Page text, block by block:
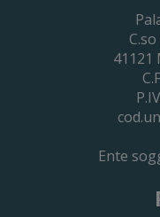
29 Giugno
Cassa
203041121
Ente